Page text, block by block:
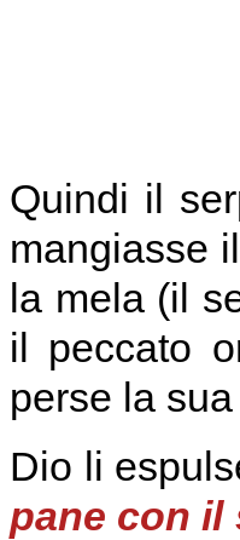
Quindi il
mangiasse
la mela (il
il peccato
perse la
Dio li
pane con il